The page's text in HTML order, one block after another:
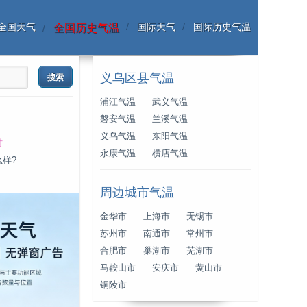
国天气 全国历史气温 国际天气 国际历史气温
样?
义乌区县气温
浦江气温
武义气温
磐安气温
兰溪气温
义乌气温
东阳气温
永康气温
横店气温
周边城市气温
金华市 上海市
无锡市
苏州市
南通市
常州市
合肥市
巢湖市
芜湖市
马鞍山市
安庆市
黄山市
铜陵市